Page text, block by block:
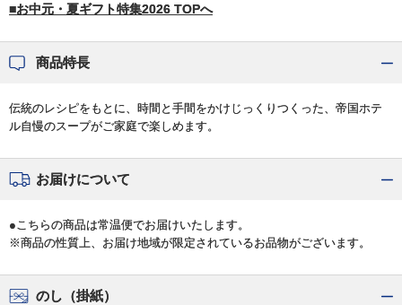
■お中元・夏ギフト特集2026 TOPへ
商品特長
伝統のレシピをもとに、時間と手間をかけじっくりつくった、帝国ホテ
ル自慢のスープがご家庭で楽しめます。
お届けについて
●こちらの商品は常温便でお届けいたします。
※商品の性質上、お届け地域が限定されているお品物がございます。
のし（掛紙）